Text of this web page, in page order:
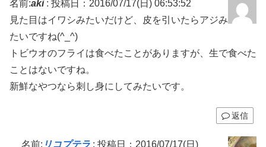
名前:aki: 投稿日：2016/07/17(日) 06:53:52
見た目はイワシみたいだけど、皮を引いたらアジみ
たいですね(^_^)
トビウオのフライは食べたことがありますが、生で食べた
ことはないですね。
新鮮なやつなら刺し身にしてみたいです。
返信
名前: リコプテラ : 投稿日：2016/07/17(日)